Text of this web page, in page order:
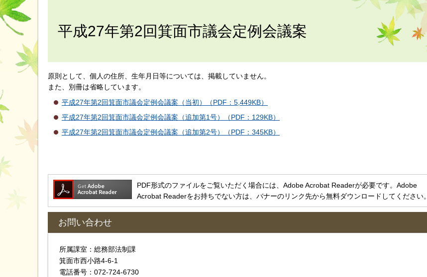
平成27年第2回箕面市議会定例会議案
原則として、個人の住所、生年月日等については、掲載していません。
また、別冊は省略しています。
平成27年第2回箕面市議会定例会議案（当初）（PDF：5,449KB）
平成27年第2回箕面市議会定例会議案（追加第1号）（PDF：129KB）
平成27年第2回箕面市議会定例会議案（追加第2号）（PDF：345KB）
PDF形式のファイルをご覧いただく場合には、Adobe Acrobat Readerが必要です。Adobe
Acrobat Readerをお持ちでない方は、バナーのリンク先から無料ダウンロードしてください。
お問い合わせ
所属課室：総務部法制課
箕面市西小路4‐6‐1
電話番号：072-724-6730